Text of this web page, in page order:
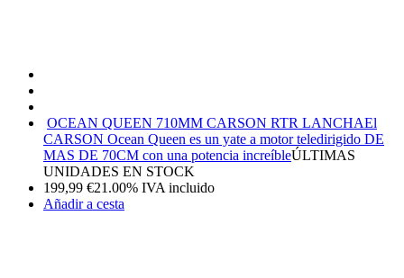
OCEAN QUEEN 710MM CARSON RTR LANCHAEl
CARSON Ocean Queen es un yate a motor teledirigido DE
MAS DE 70CM con una potencia increíbleÚLTIMAS
UNIDADES EN STOCK
199,99 €21.00% IVA incluido
Añadir a cesta